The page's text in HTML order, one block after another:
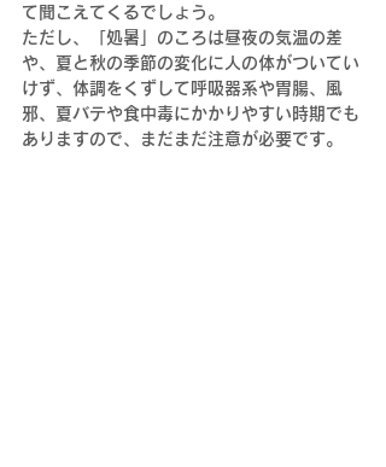
て聞こえてくるでしょう。
ただし、「処暑」のころは昼夜の気温の差
や、夏と秋の季節の変化に人の体がついてい
けず、体調をくずして呼吸器系や胃腸、風
邪、夏バテや食中毒にかかりやすい時期でも
ありますので、まだまだ注意が必要です。